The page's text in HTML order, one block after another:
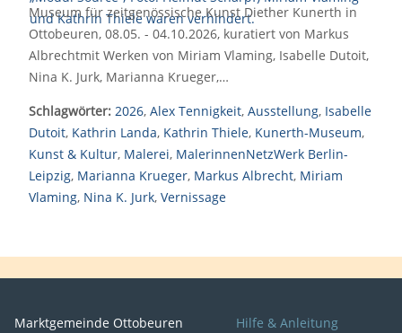
Museum für zeitgenössische Kunst Diether Kunerth in
Ottobeuren, 08.05. - 04.10.2026, kuratiert von Markus
Albrechtmit Werken von Miriam Vlaming, Isabelle Dutoit,
Nina K. Jurk, Marianna Krueger,…
Schlagwörter: 2026, Alex Tennigkeit, Ausstellung, Isabelle
Dutoit, Kathrin Landa, Kathrin Thiele, Kunerth-Museum,
Kunst & Kultur, Malerei, MalerinnenNetzWerk Berlin-
Leipzig, Marianna Krueger, Markus Albrecht, Miriam
Vlaming, Nina K. Jurk, Vernissage
Marktgemeinde Ottobeuren
Hilfe & Anleitung